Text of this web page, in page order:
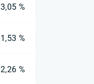
3,05 %
1,53 %
2,26 %